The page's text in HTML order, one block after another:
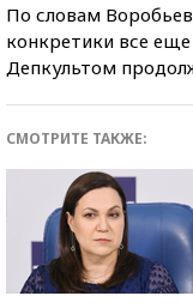
По словам
конкретики все
Депкультом
СМОТРИТЕ ТАКЖЕ: